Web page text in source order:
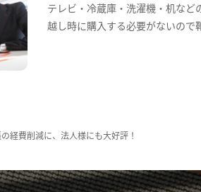
テレビ・冷蔵庫・洗濯機・机など
越し時に購入する必要がないので
経費削減に、法人様にも大好評！